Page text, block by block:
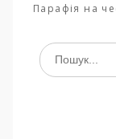
Парафія на